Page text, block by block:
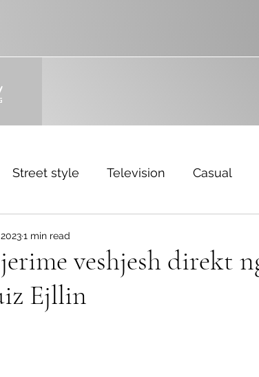
Street style Television Casual
veshjesh direkt
Ejllin
1 min read